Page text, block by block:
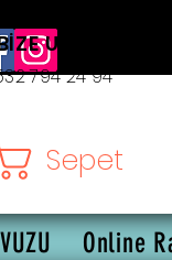
ULAŞIN
794 24 94
Sepet
Online